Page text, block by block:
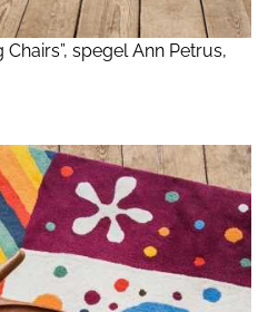
Chairs”, spegel Ann Petrus,